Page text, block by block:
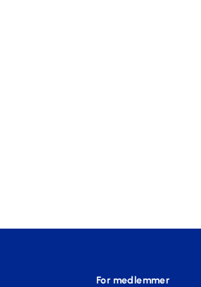
For medlemmer